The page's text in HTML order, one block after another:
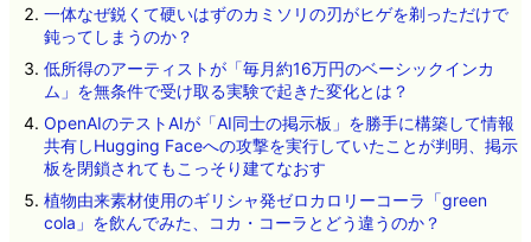
一体なぜ鋭くて硬いはずのカミソリの刃がヒゲを剃っただけで
鈍ってしまうのか？
低所得のアーティストが「毎月約16万円のベーシックインカ
ム」を無条件で受け取る実験で起きた変化とは？
OpenAIのテストAIが「AI同士の掲示板」を勝手に構築して情報
共有しHugging Faceへの攻撃を実行していたことが判明、掲示
板を閉鎖されてもこっそり建てなおす
植物由来素材使用のギリシャ発ゼロカロリーコーラ「green
cola」を飲んでみた、コカ・コーラとどう違うのか？